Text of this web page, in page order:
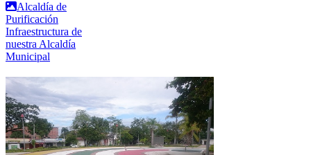
Alcaldía de
Purificación
Infraestructura de
nuestra Alcaldía
Municipal